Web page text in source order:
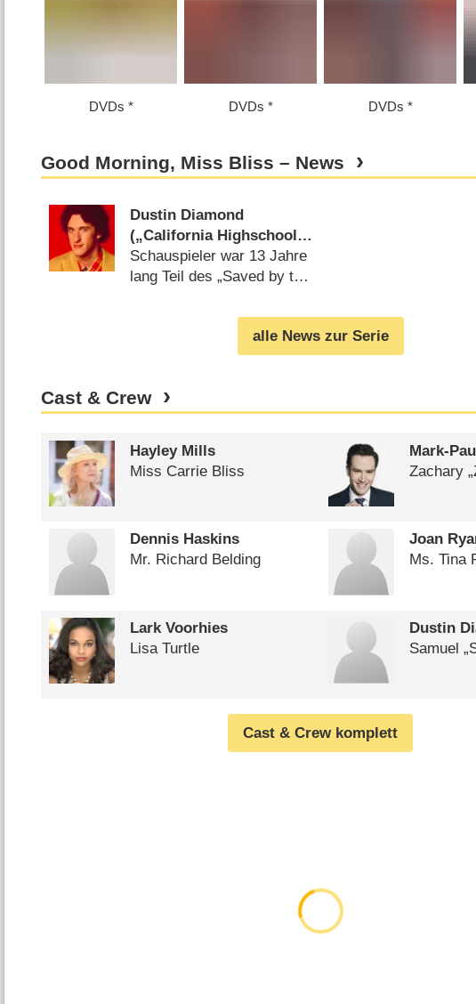
DVDs DVDs DVDs
Good Morning, Miss Bliss – News
Dustin Diamond
(„California Highschool“)
mit 44 Jahren verstorben
Schauspieler war 13 Jahre
lang Teil des „Saved by the
alle News zur Serie
Cast & Crew
Hayley Mills
Miss Carrie Bliss
Mark-
Zachary
Dennis Haskins
Mr. Richard Belding
Joan
Ms. Tina
Lark Voorhies
Lisa Turtle
Dustin
Samuel
Cast & Crew komplett